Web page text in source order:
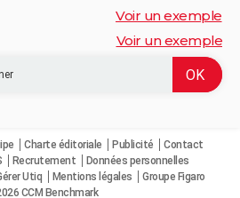
Voir un exemple
Voir un exemple
Charte éditoriale Publicité
Contact
Recrutement
Données personnelles
Utiq Mentions légales
Groupe Figaro
CCM Benchmark